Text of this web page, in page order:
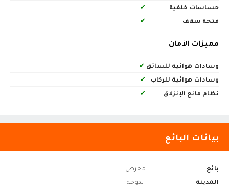
حساسات خلفية
✔
فتحة سقف
✔
مميزات الأمان
وسادات هوائية للسائق ✔
وسادات هوائية للركاب
✔
نظام مانع الإنزلاق
✔
بيانات البائع
بائع
معرض
المدينة
الدوحة